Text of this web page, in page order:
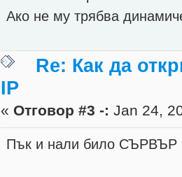
Ако не му трябва
Re: Как да
IP
« Отговор #3 -: Jan 24,
Пък и нали било СЪРВЪР